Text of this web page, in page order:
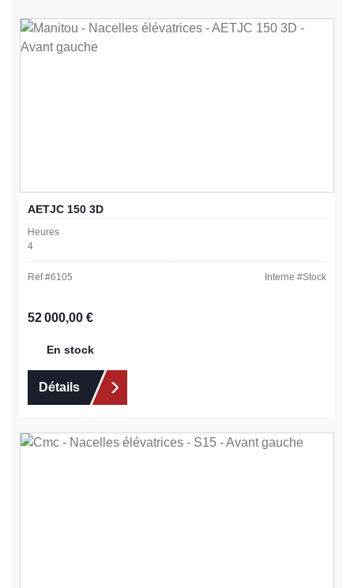
AETJC 150 3D
Heures
4
Ref #6105 Interne #Stock
Prix régulier :
52 000,00 €
En stock
Détails